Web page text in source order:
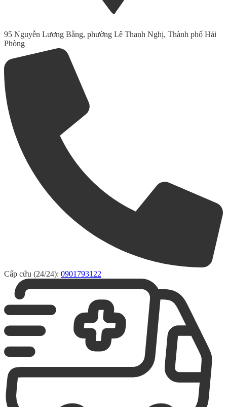
95 Nguyễn Lương Bằng, phường Lê Thanh Nghị, Thành phố Hải
Phòng
Cấp cứu (24/24): 0901793122